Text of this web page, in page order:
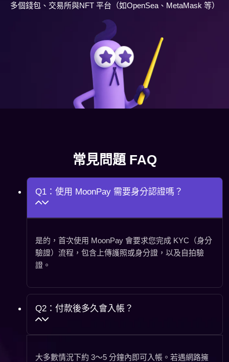
多個錢包、交易所與NFT 平台（如OpenSea、MetaMask 等）
常見問題 FAQ
Q1：使用 MoonPay 需要身分認證嗎？
是的，首次使用 MoonPay 會要求您完成 KYC（身分
驗證）流程，包含上傳護照或身分證，以及自拍驗
證。
Q2：付款後多久會入帳？
大多數情況下約 3～5 分鐘內即可入帳。若遇網路擁